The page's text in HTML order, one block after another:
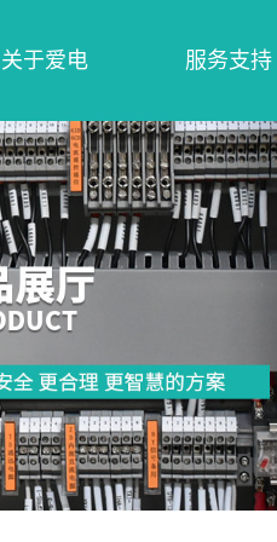
关于爱电 服务支持